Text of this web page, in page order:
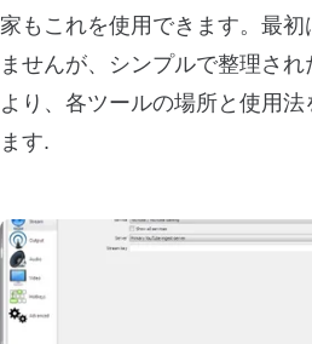
家もこれを使用できます。最
ませんが、シンプルで整理さ
より、各ツールの場所と使用
ます.